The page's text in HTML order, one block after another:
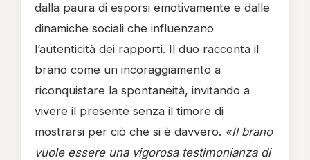
dalla paura di esporsi emotivamente e dalle
dinamiche sociali che influenzano
l’autenticità dei rapporti. Il duo racconta il
brano come un incoraggiamento a
riconquistare la spontaneità, invitando a
vivere il presente senza il timore di
mostrarsi per ciò che si è davvero. «Il brano
vuole essere una vigorosa testimonianza di